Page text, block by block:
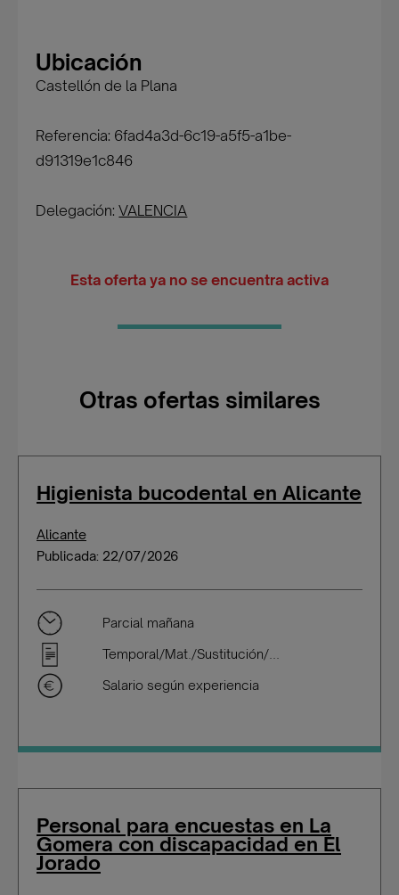
Ubicación
Castellón de la Plana
Referencia: 6fad4a3d-6c19-a5f5-a1be-
d91319e1c846
Delegación:VALENCIA
Esta oferta ya no se encuentra activa
Otras ofertas similares
Higienista bucodental en Alicante
Alicante
Publicada: 22/07/2026
Parcial mañana
Temporal/Mat./Sustitución/...
Salario según experiencia
Personal para encuestas en La
Gomera con discapacidad en El
Jorado